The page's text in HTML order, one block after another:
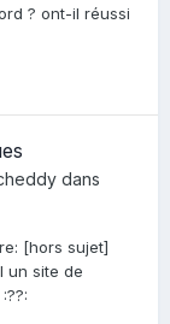
? ont-il réussi
dans
[hors sujet]
un site de